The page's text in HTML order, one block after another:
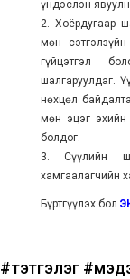
үндэслэн
2. Хоёрдугаар
мөн
гүйцэтгэл
шалгаруулдаг.
нөхцөл
мөн эцэг эхийн
болдог.
3. Сүүлийн
хамгаалагчийн
Бүртгүүлэх бол
#тэтгэлэг